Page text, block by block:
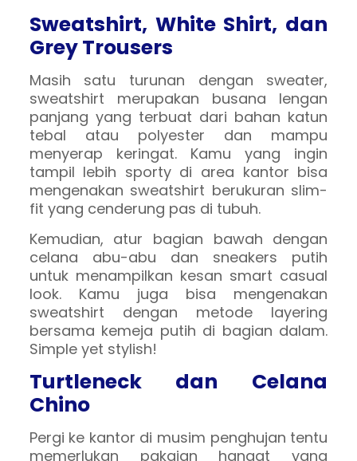
Sweatshirt, White Shirt, dan
Grey Trousers
Masih satu turunan dengan sweater,
sweatshirt merupakan busana lengan
panjang yang terbuat dari bahan katun
tebal atau polyester dan mampu
menyerap keringat. Kamu yang ingin
tampil lebih sporty di area kantor bisa
mengenakan sweatshirt berukuran slim-
fit yang cenderung pas di tubuh.
Kemudian, atur bagian bawah dengan
celana abu-abu dan sneakers putih
untuk menampilkan kesan smart casual
look. Kamu juga bisa mengenakan
sweatshirt dengan metode layering
bersama kemeja putih di bagian dalam.
Simple yet stylish!
Turtleneck dan Celana
Chino
Pergi ke kantor di musim penghujan tentu
memerlukan pakaian hangat yang